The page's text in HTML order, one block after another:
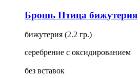
Брошь Птица бижутерия
бижутерия (2.2 гр.)
серебрение с оксидированием
без вставок